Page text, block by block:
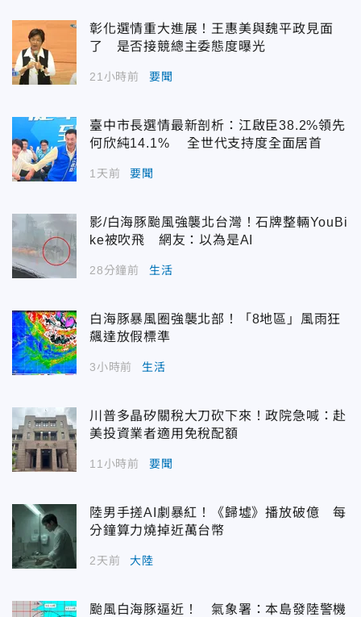
彰化選情重大進展！王惠美與魏平政見面
了 是否接競總主委態度曝光
21小時前 要聞
臺中市長選情最新剖析：江啟臣38.2%領先
何欣純14.1% 全世代支持度全面居首
1天前 要聞
影/白海豚颱風強襲北台灣！石牌整輛YouBi
ke被吹飛 網友：以為是AI
28分鐘前 生活
白海豚暴風圈強襲北部！「8地區」風雨狂
飆達放假標準
3小時前 生活
川普多晶矽關稅大刀砍下來！政院急喊：赴
美投資業者適用免稅配額
11小時前 要聞
陸男手搓AI劇暴紅！《歸墟》播放破億 每
分鐘算力燒掉近萬台幣
2天前 大陸
颱風白海豚逼近！ 氣象署：本島發陸警機